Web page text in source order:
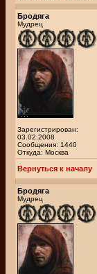
Бродяга
Мудрец
Зарегистрирован:
03.02.2008
Сообщения: 1440
Откуда: Москва
Вернуться к началу
Бродяга
Мудрец